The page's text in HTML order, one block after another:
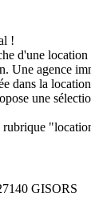
!
d'une
Une agence
dans la
une
rubrique
GISORS